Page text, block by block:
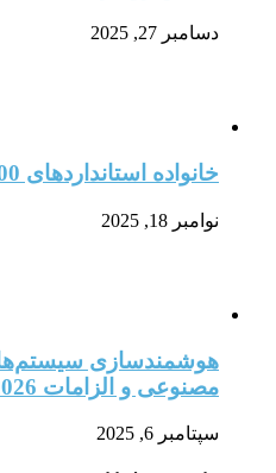
دسامبر 27, 2025
خانواده استانداردهای ISO/IEC 27000
نوامبر 18, 2025
هوشمندسازی
مصنوعی و الزامات ISO 9001:2026
سپتامبر 6, 2025